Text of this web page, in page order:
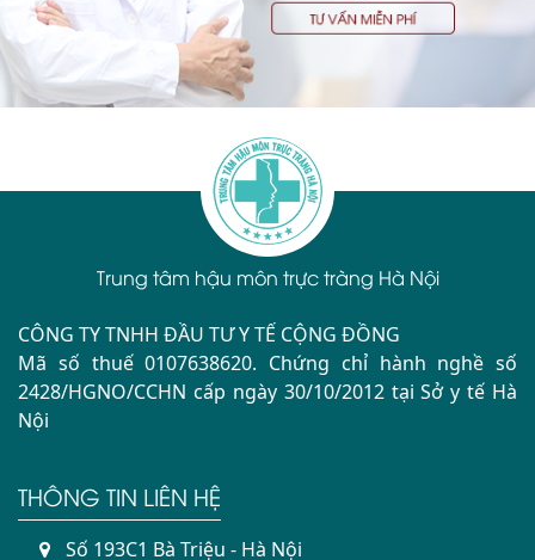
Trung tâm hậu môn trực tràng Hà Nội
CÔNG TY TNHH ĐẦU TƯ Y TẾ CỘNG ĐỒNG
Mã số thuế 0107638620. Chứng chỉ hành nghề số
2428/HGNO/CCHN cấp ngày 30/10/2012 tại Sở y tế Hà
Nội
THÔNG TIN LIÊN HỆ
Số 193C1 Bà Triệu - Hà Nội